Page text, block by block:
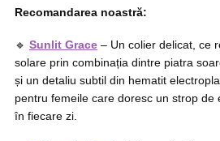
Recomandarea noastră:
🔹 Sunlit Grace – Un colier delicat, ce
solare prin combinația dintre piatra
și un detaliu subtil din hematit
pentru femeile care doresc un strop de
în fiecare zi.